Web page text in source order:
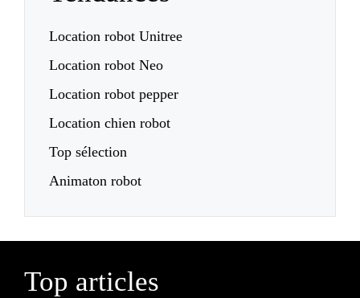
Location robot Unitree
Location robot Neo
Location robot pepper
Location chien robot
Top sélection
Animaton robot
Top articles